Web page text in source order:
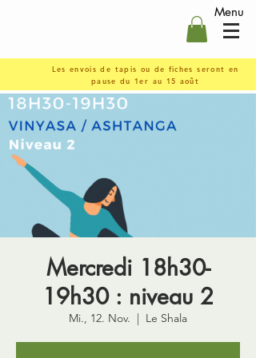
Menu
Les envois de tapis ou de fiches seront en
pause du 1er au 15 août
Mercredi 18h30-
19h30 : niveau 2
Mi., 12. Nov.
  |
Le Shala